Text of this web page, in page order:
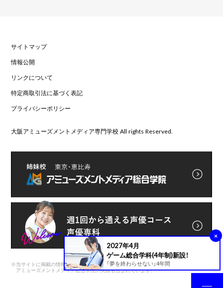
2027年4月
ゲーム総合学科(4年制)新設！
「夢を終わらせない」4年間
×
サイトマップ
情報公開
リンクについて
特定商取引法に基づく表記
プライバシーポリシー
大阪アミューズメントメディア専門学校 All rights Reserved.
※当サイトに掲載の情報は前身である
アミューズメントメディア総合学院の実績も含まれています。